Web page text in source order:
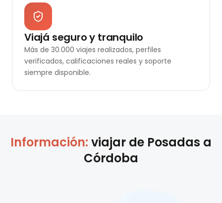
Viajá seguro y tranquilo
Más de 30.000 viajes realizados, perfiles
verificados, calificaciones reales y soporte
siempre disponible.
Información: viajar de Posadas a
Córdoba